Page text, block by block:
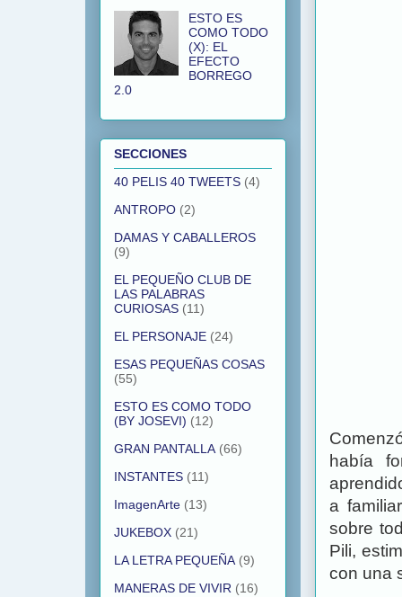
había
a
sobre
Pili,
con una
ESTO ES
COMO TODO
(X): EL
EFECTO
BORREGO
2.0
SECCIONES
40 PELIS 40 TWEETS (4)
ANTROPO (2)
DAMAS Y CABALLEROS
(9)
EL PEQUEÑO CLUB DE
LAS PALABRAS
CURIOSAS (11)
EL PERSONAJE (24)
ESAS PEQUEÑAS COSAS
(55)
ESTO ES COMO TODO
(BY JOSEVI) (12)
GRAN PANTALLA (66)
INSTANTES (11)
ImagenArte (13)
JUKEBOX (21)
LA LETRA PEQUEÑA (9)
MANERAS DE VIVIR (16)